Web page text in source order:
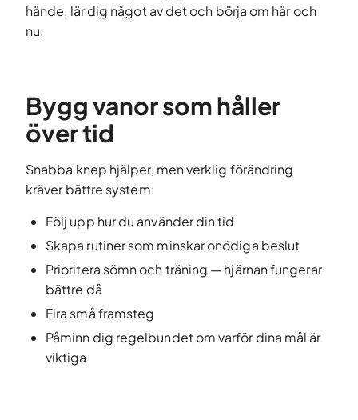
hände, lär dig något av det och börja om här och
nu.
Bygg vanor som håller
över tid
Snabba knep hjälper, men verklig förändring
kräver bättre system:
Följ upp hur du använder din tid
Skapa rutiner som minskar onödiga beslut
Prioritera sömn och träning — hjärnan fungerar
bättre då
Fira små framsteg
Påminn dig regelbundet om varför dina mål är
viktiga